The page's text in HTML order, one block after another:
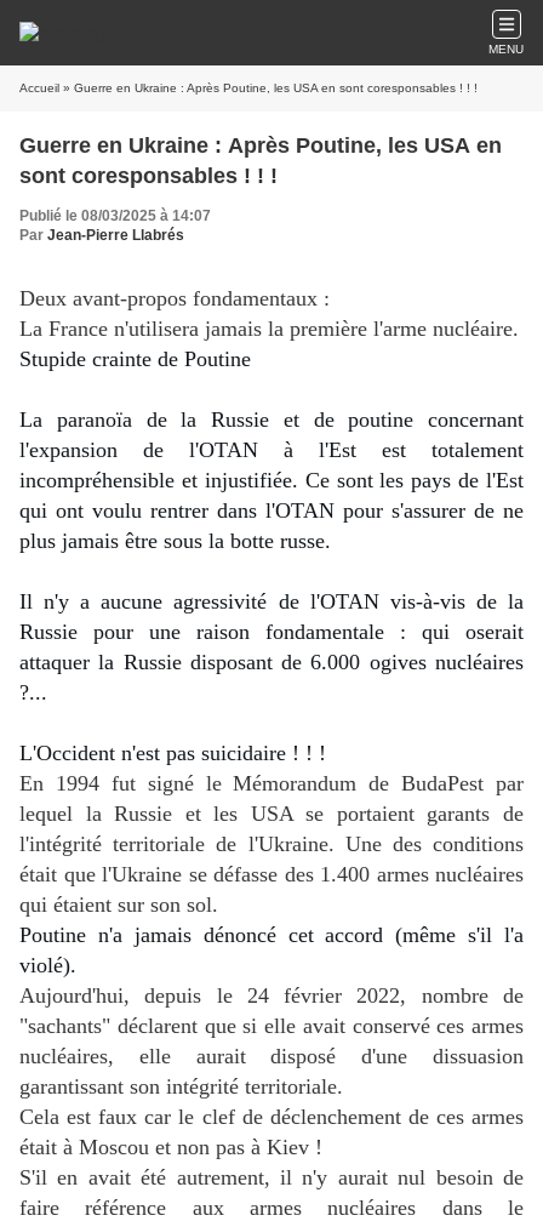
MENU
Accueil » Guerre en Ukraine : Après Poutine, les USA en sont coresponsables ! ! !
Guerre en Ukraine : Après Poutine, les USA en
sont coresponsables ! ! !
Publié le 08/03/2025 à 14:07
Par Jean-Pierre Llabrés
Deux avant-propos fondamentaux :
La France n'utilisera jamais la première l'arme nucléaire.
Stupide crainte de Poutine
La paranoïa de la Russie et de poutine concernant
l'expansion de l'OTAN à l'Est est totalement
incompréhensible et injustifiée. Ce sont les pays de l'Est
qui ont voulu rentrer dans l'OTAN pour s'assurer de ne
plus jamais être sous la botte russe.
Il n'y a aucune agressivité de l'OTAN vis-à-vis de la
Russie pour une raison fondamentale : qui oserait
attaquer la Russie disposant de 6.000 ogives nucléaires
?...
L'Occident n'est pas suicidaire ! ! !
En 1994 fut signé le Mémorandum de BudaPest par
lequel la Russie et les USA se portaient garants de
l'intégrité territoriale de l'Ukraine. Une des conditions
était que l'Ukraine se défasse des 1.400 armes nucléaires
qui étaient sur son sol.
Poutine n'a jamais dénoncé cet accord (même s'il l'a
violé).
Aujourd'hui, depuis le 24 février 2022, nombre de
"sachants" déclarent que si elle avait conservé ces armes
nucléaires, elle aurait disposé d'une dissuasion
garantissant son intégrité territoriale.
Cela est faux car le clef de déclenchement de ces armes
était à Moscou et non pas à Kiev !
S'il en avait été autrement, il n'y aurait nul besoin de
faire référence aux armes nucléaires dans le